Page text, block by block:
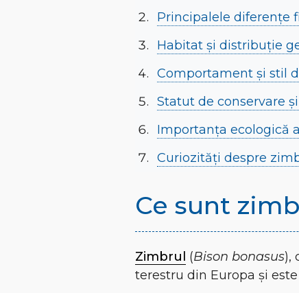
Principalele diferențe
Habitat și distribuție
Comportament și stil
Statut de conservare
Importanța ecologică
Curiozități despre
Ce sunt
Zimbrul (Bison bonasus),
terestru din Europa și